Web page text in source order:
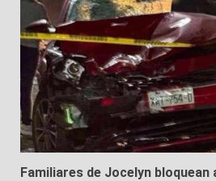
Familiares de Jocelyn bloquean